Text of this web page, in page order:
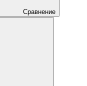
Сравнение